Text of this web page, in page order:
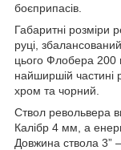
боєприпасів.
Габаритні розміри
руці,
цього Флобера
найширшій частині
хром та чорний.
Ствол револьвера
Калібр 4 мм, а
Довжина ствола 3”